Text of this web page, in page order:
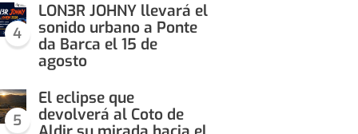
4
LON3R JOHNY llevará el
sonido urbano a Ponte
da Barca el 15 de
agosto
5
El eclipse que
devolverá al Coto de